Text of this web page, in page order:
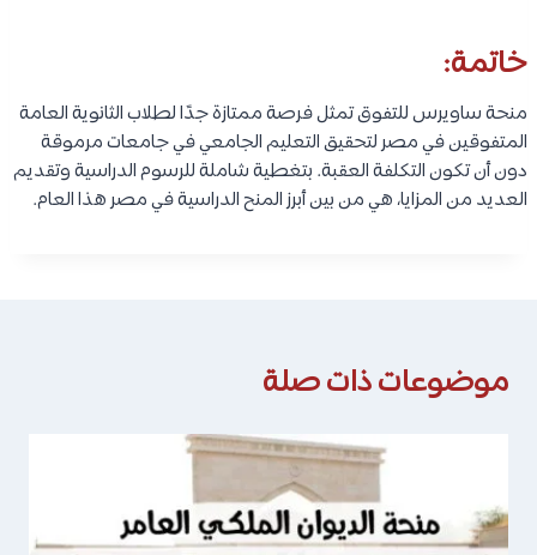
خاتمة:
منحة ساويرس للتفوق تمثل فرصة ممتازة جدًا لطلاب الثانوية العامة
المتفوقين في مصر لتحقيق التعليم الجامعي في جامعات مرموقة
دون أن تكون التكلفة العقبة. بتغطية شاملة للرسوم الدراسية وتقديم
العديد من المزايا، هي من بين أبرز المنح الدراسية في مصر هذا العام.
موضوعات ذات صلة